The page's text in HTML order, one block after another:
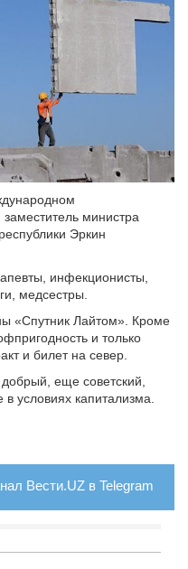
министра
Эркин
инфекционисты,
медсестры.
«Спутник Лайтом». Кроме
и только
и билет на север.
еще советский,
условиях капитализма.
Вести.UZ в Telegram